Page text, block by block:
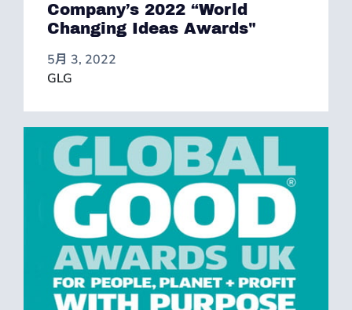
Company’s 2022 “World
Changing Ideas Awards"
5月 3, 2022
GLG